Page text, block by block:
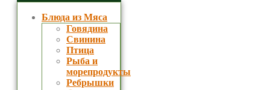
Блюда из Мяса
Говядина
Свинина
Птица
Рыба и
морепродукты
Ребрышки